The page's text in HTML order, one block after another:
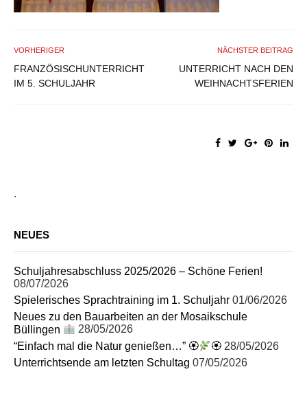
VORHERIGER
FRANZÖSISCHUNTERRICHT
IM 5. SCHULJAHR
NÄCHSTER BEITRAG
UNTERRICHT NACH DEN
WEIHNACHTSFERIEN
.
NEUES
Schuljahresabschluss 2025/2026 – Schöne Ferien!
08/07/2026
Spielerisches Sprachtraining im 1. Schuljahr 01/06/2026
Neues zu den Bauarbeiten an der Mosaikschule
Büllingen
28/05/2026
“Einfach mal die Natur genießen…” 🏵
🏵 28/05/2026
Unterrichtsende am letzten Schultag 07/05/2026